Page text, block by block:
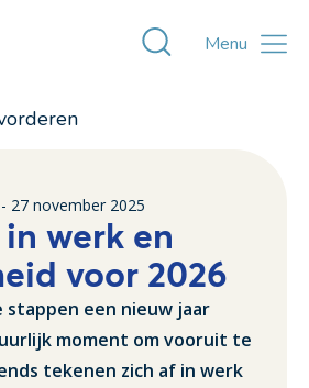
Toggle
Menu
27 november 2025
werk en
voor 2026
stappen een nieuw jaar
moment om vooruit te
tekenen zich af in werk